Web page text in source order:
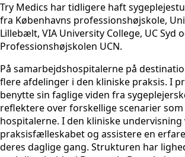
Try Medics har tidligere haft
fra Københavns professionshøjskole,
Lillebælt, VIA University College, UC Syd
Professionshøjskolen UCN.
På samarbejdshospitalerne på
flere afdelinger i den kliniske praksis. I
benytte sin faglige viden fra
reflektere over forskellige scenarier som
hospitalerne. I den kliniske undervisning
praksisfælleskabet og assistere en
deres daglige gang. Strukturen har